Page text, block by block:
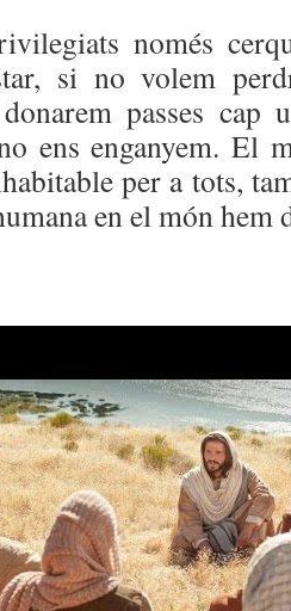
només
si no volem
passes cap
ens enganyem. El
per a tots,
en el món hem